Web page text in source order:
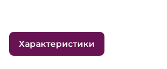
Характеристики